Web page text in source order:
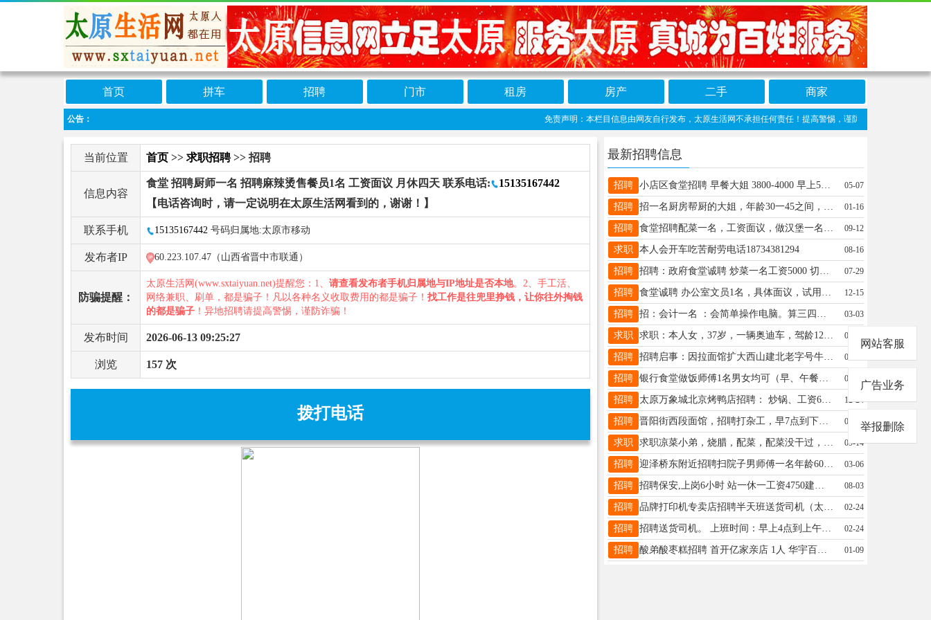
首页 拼车 招聘 门市 租房 房产 二手 商家
公告： 免责声明：本栏目信息由网友自行发布，太原生活网不承担任何责任！提高警惕，谨防诈骗！做推广、做信
当前位置 首页 >> 求职招聘>> 招聘
信息内容
食堂 招聘厨师一名 招聘麻辣烫售餐员1名 工资面议 月休四天 联系电话:
15135167442
【电话咨询时，请一定说明在太原生活网看到的，谢谢！】
联系手机 15135167442 号码归属地:太原市移动
发布者IP 60.223.107.47（山西省晋中市联通）
防骗提醒：
太原生活网(www.sxtaiyuan.net)提醒您：1、 请查看发布者手机归属地与IP地址是否本地。2、手工活、
网络兼职、刷单，都是骗子！凡以各种名义收取费用的都是骗子！ 找工作是往兜里挣钱，让你往外掏钱
的都是骗子 ！异地招聘请提高警惕，谨防诈骗！
发布时间 2026-06-13 09:25:27
浏览 157 次
拨打电话
最新招聘信息
招聘 小店区食堂招聘 早餐大姐 3800-4000 早上5点到下午2点 管吃住 月休2天 联系电话：18636884808 05-07
招聘 招一名厨房帮厨的大姐，年龄30一45之间，能简单切配，1小时15元，干活利索，工作时间晚上8点到凌晨1点，地点在小店康宁街泰辰商贸，联系电话18903401550（v信同号〉 01-16
招聘 食堂招聘配菜一名，工资面议，做汉堡一名，工资面议，地址：龙城大街，联系方式：15735148998 09-12
求职 本人会开车吃苦耐劳电话18734381294 08-16
招聘 招聘：政府食堂诚聘 炒菜一名工资5000 切菜1名大姐大叔都可以会切就行 工资3000 上班时间早9点到午2点4点到7点 每月休4天，法定节假日另加，管吃住，要求：年龄55岁以内，手脚麻利，服从安排，有工作经验者优先，无疾病可办理健康证 地址：小店区贾家寨附近 电话同微信：13653602133李 07-29
招聘 食堂诚聘 办公室文员1名，具体面议，试用期薪资3100元，包食宿，月休3天，上班时间早8点到1点，下午4点到7点 地址：南内环东街双塔公园南门对面 联系人:王经理电话:13513616122 12-15
招聘 招：会计一名 ：会简单操作电脑。算三四十个人的工资。 包吃包住，活简单，8小时上班 工资3000块。 地址在山西省师范大学。 电话：13191201645微信同号 03-03
求职 求职：本人女，37岁，一辆奥迪车，驾龄12年，有适合的工作联系15234108822 09-27
招聘 招聘启事：因拉面馆扩大西山建北老字号牛肉拉面馆招服务员3名（18-55周岁） 身体健康，工作积极，有责任心。 工作时间：早班（早上6：30--下午15：00左右） 二班（上午9：30-下午14：00，晚上17：00=22：00左右） 早班一周倒二班一周循环，工资面议 有意者请联系13643472198 13700543173 08-29
招聘 银行食堂做饭师傅1名男女均可（早、午餐），年龄55左右，用餐规模：约25人左右，地址:太原市亲贤街太航世纪附近 任职要求: 擅长家常菜可口，面食，卫生干净 持有健康证，责任心强，有单位食堂或小型团体餐工作经验者优先。工资4.5K，非诚勿扰！ 联系电话13934574970贾 06-02
招聘 太原万象城北京烤鸭店招聘： 炒锅、工资6500一7500 蒸箱，工资5000一5500 砧板，工资5000-5800 每月4天休息 有年假 有工龄工资，包吃住 宿舍环境好 电话18835122319杨厨 电话13546129974张 12-24
招聘 晋阳街西段面馆，招聘打杂工，早7点到下午4点，工资4500，年龄45以下，18935113998 08-29
求职 求职凉菜小弟，烧腊，配菜，配菜没干过，但是肯干，肯学，工资要求4500，最好在小店附近，要有工休4天，看好了打电话，在小店，在小店 联系方式17636641612 09-14
招聘 迎泽桥东附近招聘扫院子男师傅一名年龄60岁左右 上班时间7:00-11:20，下午14:00-17:00周休一天，节假日轮休 有需要找工作的联系.18636830736 03-06
招聘 招聘保安,上岗6小时 站一休一工资4750建投国企 签合同一式两份每月十号准时发到银行卡 包吃住 要求: 身高178以上，年龄18-30，月休4天 工作地点：太原市南内环与东峰路交叉口西北角建投尚康壹号售楼部 联系电话：15110871866 (同V) 08-03
招聘 品牌打印机专卖店招聘半天班送货司机（太原市南内环附近） 工作地点：太原市南内环街周边 工作时间：半天班，每周四倒班工作4-6小时 岗位职责：负责日常市区配送办公用品及物流发货车辆清洁与简单保养 任职要求： - C1 D及以上驾照，驾龄≥5年- 熟悉太原市区路况，无重大事故、无酒驾毒驾记录- 品行端正、稳重细心、服从安排，单休法定节假日休息 薪资待遇：2500-3000元/月，月结准时， 联系电话13513620379不接电话微信联系 02-24
招聘 招聘送货司机。 上班时间：早上4点到上午10点左右。上班地点在金大豆公司。 要求住址在尖草坪迎新衔附近。月工资5500左右，应聘加微信，不接受电话咨询。微信号1863436382 02-24
招聘 酸弟酸枣糕招聘 首开亿家亲店 1人 华宇百花家家利1人 建南亿家亲1人 急招五，六，日跑店的一人 我们需要这样的你： 性别：女1 50岁以内 性格开朗，爱交流，敢于主卖 有经验者优先录用， 联系电话： 15503675355 01-09
网站客服
广告业务
举报删除